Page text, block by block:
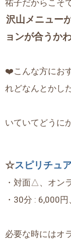
祐子だからこそ
沢山メニュー
ョンが合うか
❤️こんな方にお
れどなんとかし
モヤモ
いていてどうに
☆スピリチュ
・対面△、オン
・30分 : 6,000
必要な時にはオ